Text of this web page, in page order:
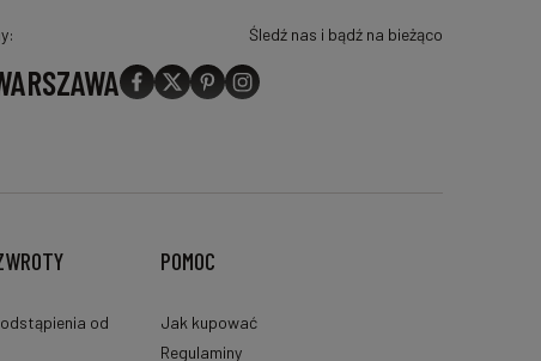
Śledź nas i bądź na bieżąco
od
POMOC
Jak kupować
Regulaminy